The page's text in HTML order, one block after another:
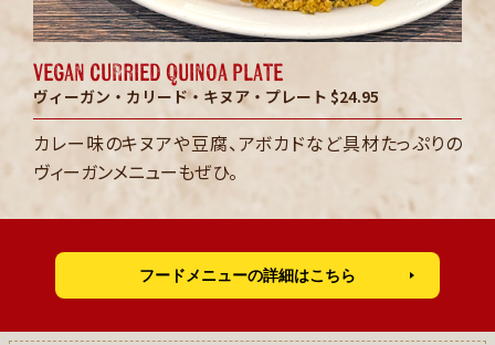
vegan curried quinoa plate
ヴィーガン・カリード・キヌア・プレート $24.95
カレー味のキヌアや豆腐、アボカドなど具材たっぷりの
ヴィーガンメニューもぜひ。
フードメニューの詳細はこちら